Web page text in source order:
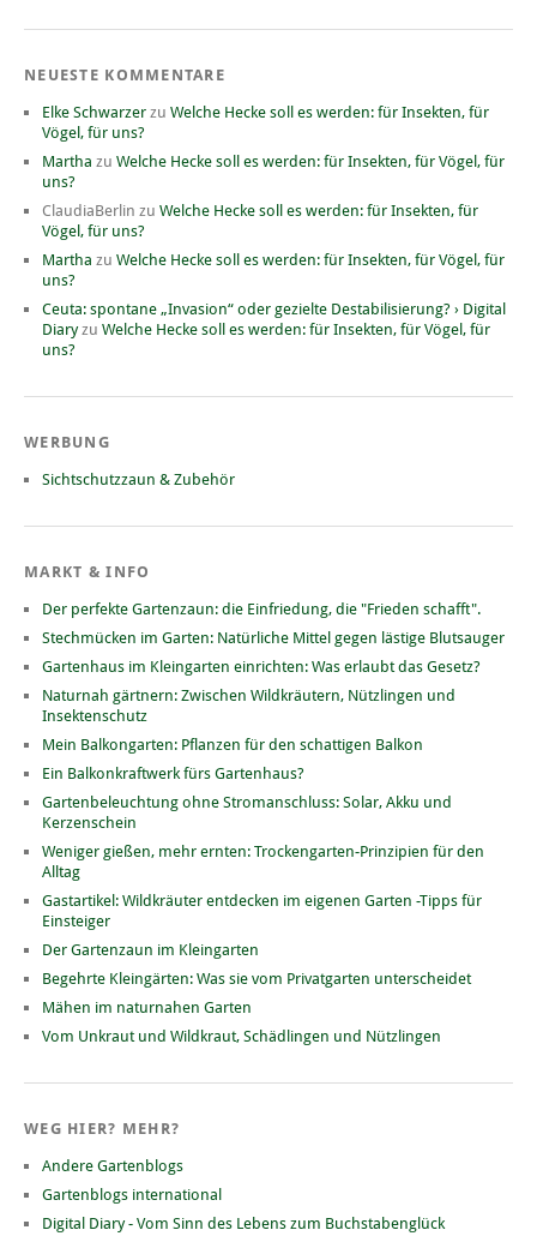
NEUESTE KOMMENTARE
Elke Schwarzer zu Welche Hecke soll es werden: für Insekten, für
Vögel, für uns?
Martha zu Welche Hecke soll es werden: für Insekten, für Vögel, für
uns?
ClaudiaBerlin zu Welche Hecke soll es werden: für Insekten, für
Vögel, für uns?
Martha zu Welche Hecke soll es werden: für Insekten, für Vögel, für
uns?
Ceuta: spontane „Invasion“ oder gezielte Destabilisierung? › Digital
Diaryzu Welche Hecke soll es werden: für Insekten, für Vögel, für
uns?
WERBUNG
Sichtschutzzaun & Zubehör
MARKT & INFO
Der perfekte Gartenzaun: die Einfriedung, die "Frieden schafft".
Stechmücken im Garten: Natürliche Mittel gegen lästige Blutsauger
Gartenhaus im Kleingarten einrichten: Was erlaubt das Gesetz?
Naturnah gärtnern: Zwischen Wildkräutern, Nützlingen und
Insektenschutz
Mein Balkongarten: Pflanzen für den schattigen Balkon
Ein Balkonkraftwerk fürs Gartenhaus?
Gartenbeleuchtung ohne Stromanschluss: Solar, Akku und
Kerzenschein
Weniger gießen, mehr ernten: Trockengarten-Prinzipien für den
Alltag
Gastartikel: Wildkräuter entdecken im eigenen Garten -Tipps für
Einsteiger
Der Gartenzaun im Kleingarten
Begehrte Kleingärten: Was sie vom Privatgarten unterscheidet
Mähen im naturnahen Garten
Vom Unkraut und Wildkraut, Schädlingen und Nützlingen
WEG HIER? MEHR?
Andere Gartenblogs
Gartenblogs international
Digital Diary - Vom Sinn des Lebens zum Buchstabenglück